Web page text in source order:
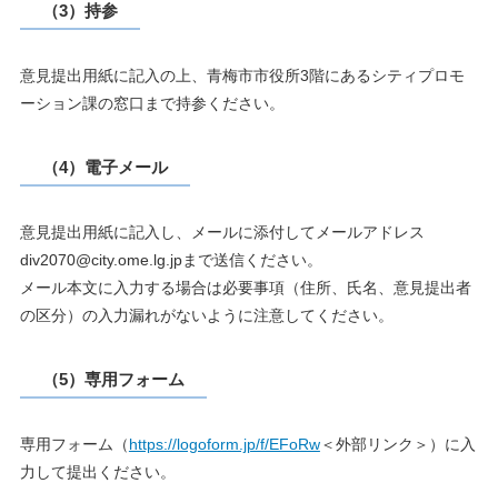
（3）持参
意見提出用紙に記入の上、青梅市市役所3階にあるシティプロモ
ーション課の窓口まで持参ください。
（4）電子メール
意見提出用紙に記入し、メールに添付してメールアドレス
div2070@city.ome.lg.jpまで送信ください。
メール本文に入力する場合は必要事項（住所、氏名、意見提出者
の区分）の入力漏れがないように注意してください。
（5）専用フォーム
専用フォーム（https://logoform.jp/f/EFoRw＜外部リンク＞ ）に入
力して提出ください。​